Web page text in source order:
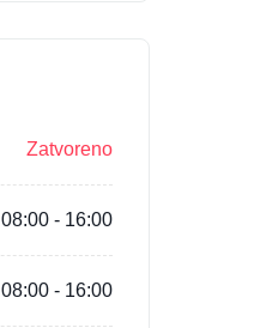
Zatvoreno
08:00 - 16:00
08:00 - 16:00